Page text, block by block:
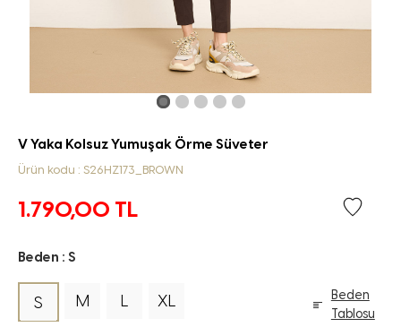
V Yaka Kolsuz Yumuşak Örme Süveter
Ürün kodu : S26HZ173_BROWN
1.790,00 TL
Beden : S
S M L XL
Beden
Tablosu